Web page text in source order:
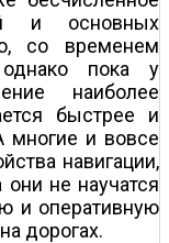
и основных
со временем
пока у
наиболее
быстрее и
многие и вовсе
навигации,
не научатся
и оперативную
дорогах.